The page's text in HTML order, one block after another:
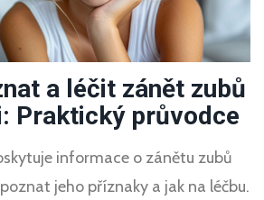
a léčit zánět zubů
Praktický průvodce
informace o zánětu zubů
jeho příznaky a jak na léčbu.